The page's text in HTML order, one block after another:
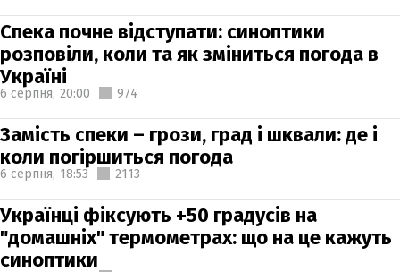
Спека почне відступати: синоптики
розповіли, коли та як зміниться погода в
Україні
6 серпня, 20:00 974
Замість спеки – грози, град і шквали: де і
коли погіршиться погода
6 серпня, 18:53 2113
Українці фіксують +50 градусів на
"домашніх" термометрах: що на це кажуть
синоптики